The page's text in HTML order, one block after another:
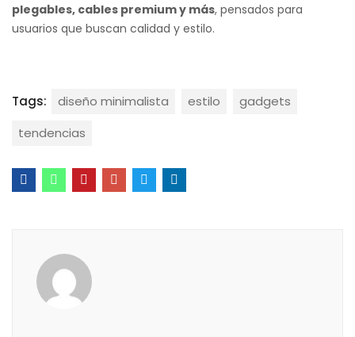
plegables, cables premium y más, pensados para
usuarios que buscan calidad y estilo.
Tags: diseño minimalista estilo
gadgets
tendencias